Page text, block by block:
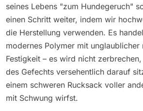
seines Lebens "zum Hundegeruch"
einen Schritt weiter, indem wir
die Herstellung verwenden. Es
modernes Polymer mit unglaublicher
Festigkeit – es wird nicht
des Gefechts versehentlich darauf
einem schweren Rucksack voller
mit Schwung wirfst.